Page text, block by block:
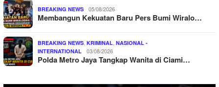
BREAKING NEWS 05/08/2026
Membangun Kekuatan Baru Pers Bumi Wiralo…
BREAKING NEWS, KRIMINAL, NASIONAL -
INTERNATIONAL
03/08/2026
Polda Metro Jaya Tangkap Wanita di Ciami…